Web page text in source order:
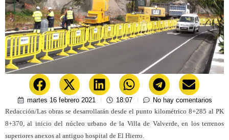
martes 16 febrero 2021 18:07
No hay comentarios
Redacción/Las obras se desarrollarán desde el punto kilométrico 8+285 al PK
8+370, al inicio del núcleo urbano de la Villa de Valverde, en los terrenos
superiores anexos al antiguo hospital de El Hierro.